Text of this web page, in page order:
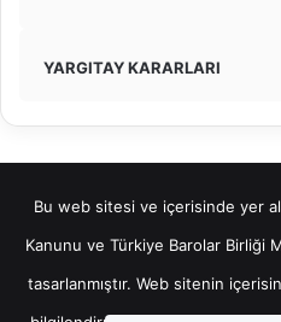
YARGITAY KARARLARI
Bu web sitesi ve içerisinde yer
Kanunu ve Türkiye Barolar Birliği
tasarlanmıştır. Web sitenin